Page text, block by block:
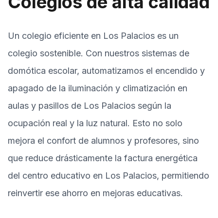
Un colegio eficiente en Los Palacios es un
colegio sostenible. Con nuestros sistemas de
domótica escolar, automatizamos el encendido y
apagado de la iluminación y climatización en
aulas y pasillos de Los Palacios según la
ocupación real y la luz natural. Esto no solo
mejora el confort de alumnos y profesores, sino
que reduce drásticamente la factura energética
del centro educativo en Los Palacios, permitiendo
reinvertir ese ahorro en mejoras educativas.